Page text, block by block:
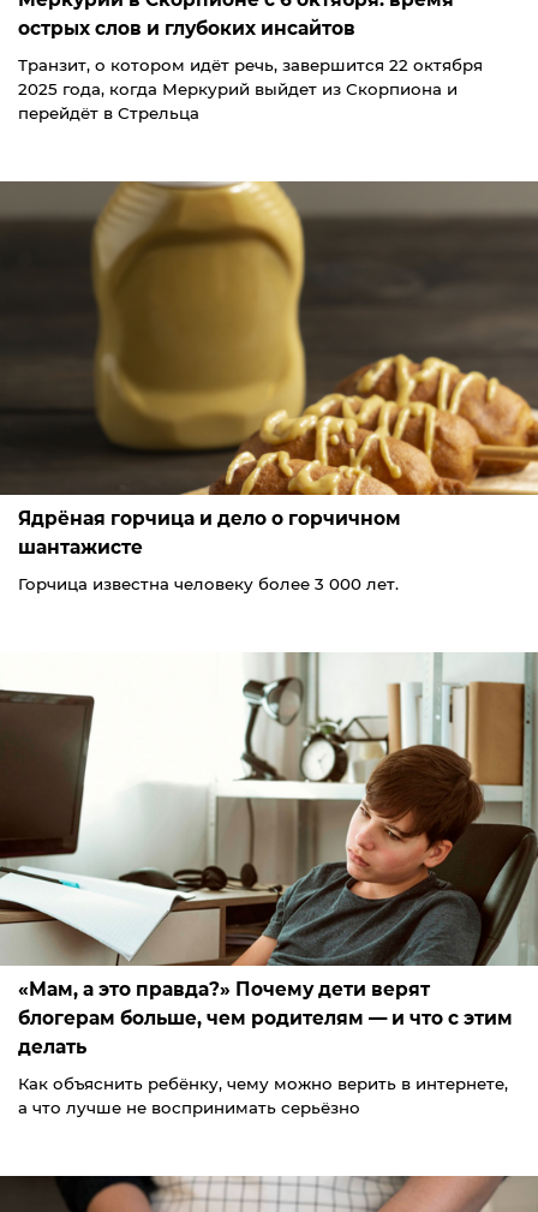
острых слов и глубоких инсайтов
Транзит, о котором идёт речь, завершится 22 октября
2025 года, когда Меркурий выйдет из Скорпиона и
перейдёт в Стрельца
Ядрёная горчица и дело о горчичном
шантажисте
Горчица известна человеку более 3 000 лет.
«Мам, а это правда?» Почему дети верят
блогерам больше, чем родителям — и что с этим
делать
Как объяснить ребёнку, чему можно верить в интернете,
а что лучше не воспринимать серьёзно